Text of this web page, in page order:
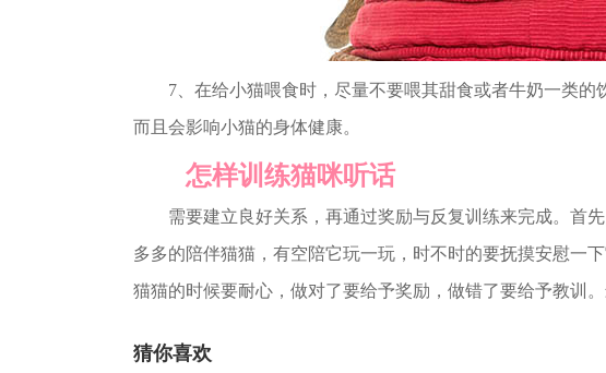
7、在给小猫喂食时，尽量不要喂其甜食或者牛奶一类的
而且会影响小猫的身体健康。
怎样训练猫咪听话
需要建立良好关系，再通过奖励与反复训练来完成。首先
多多的陪伴猫猫，有空陪它玩一玩，时不时的要抚摸安慰一
猫猫的时候要耐心，做对了要给予奖励，做错了要给予教训
猜你喜欢